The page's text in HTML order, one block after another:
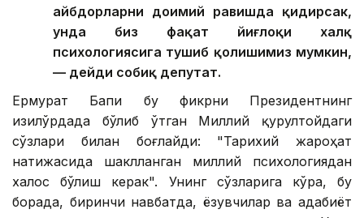
айбдорларни доимий равишда қидирсак,
унда биз фақат йиғлоқи халқ
психологиясига тушиб қолишимиз мумкин,
— дейди собиқ депутат.
Ермурат Бапи бу фикрни Президентнинг
Қизилўрдада бўлиб ўтган Миллий қурултойдаги
сўзлари билан боғлайди: "Тарихий жароҳат
натижасида шаклланган миллий психологиядан
халос бўлиш керак". Унинг сўзларига кўра, бу
борада, биринчи навбатда, ёзувчилар ва адабиёт